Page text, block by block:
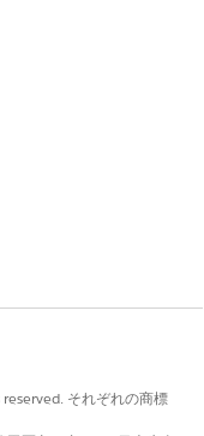
したか?
それぞれの商標